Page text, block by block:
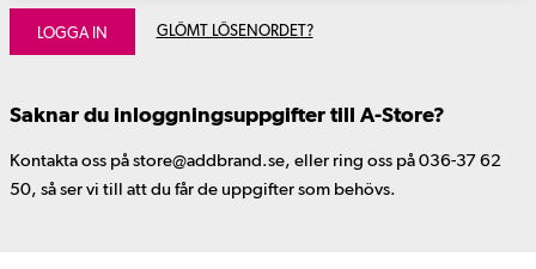
LOGGA IN GLÖMT LÖSENORDET?
Saknar du inloggningsuppgifter till A-Store?
Kontakta oss på store@addbrand.se, eller ring oss på 036-37 62
50, så ser vi till att du får de uppgifter som behövs.